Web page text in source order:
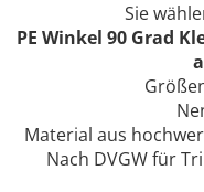
Sie
PE Winkel 90 Grad
Material aus
Nach DVGW für